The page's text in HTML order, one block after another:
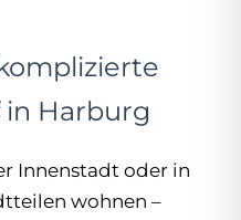
Harburg
Innenstadt oder in
wohnen –